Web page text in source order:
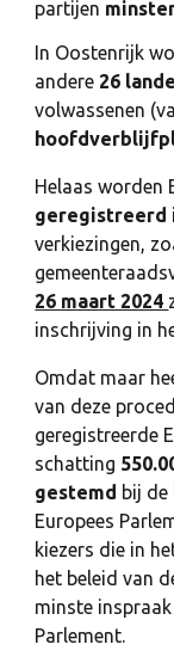
partijen
In Oostenrijk
andere 26
volwassenen
Helaas worden
geregistreerd
verkiezingen,
26 maart 2024
inschrijving in
Omdat maar
van deze
geregistreerde
schatting
gestemd bij
Europees
kiezers die in
het beleid van
minste
Parlement.